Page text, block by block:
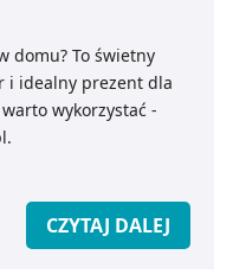
domu? To świetny
i idealny prezent dla
wykorzystać -
CZYTAJ DALEJ